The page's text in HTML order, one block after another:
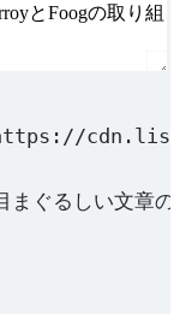
とFoogの取り組
まぐるしい文